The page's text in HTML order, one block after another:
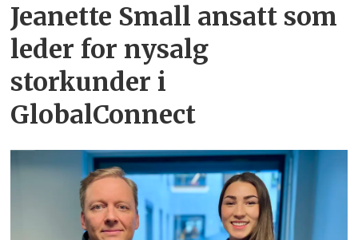
Jeanette Small ansatt som
leder for nysalg
storkunder i
GlobalConnect